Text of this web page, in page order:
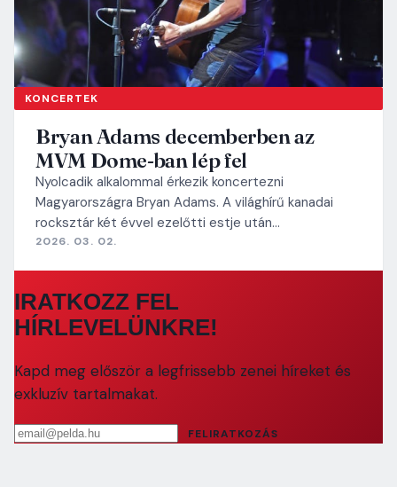
KONCERTEK
Bryan Adams decemberben az
MVM Dome-ban lép fel
Nyolcadik alkalommal érkezik koncertezni
Magyarországra Bryan Adams. A világhírű kanadai
rocksztár két évvel ezelőtti estje után…
2026. 03. 02.
IRATKOZZ FEL
HÍRLEVELÜNKRE!
Kapd meg először a legfrissebb zenei híreket és
exkluzív tartalmakat.
Email cím
FELIRATKOZÁS